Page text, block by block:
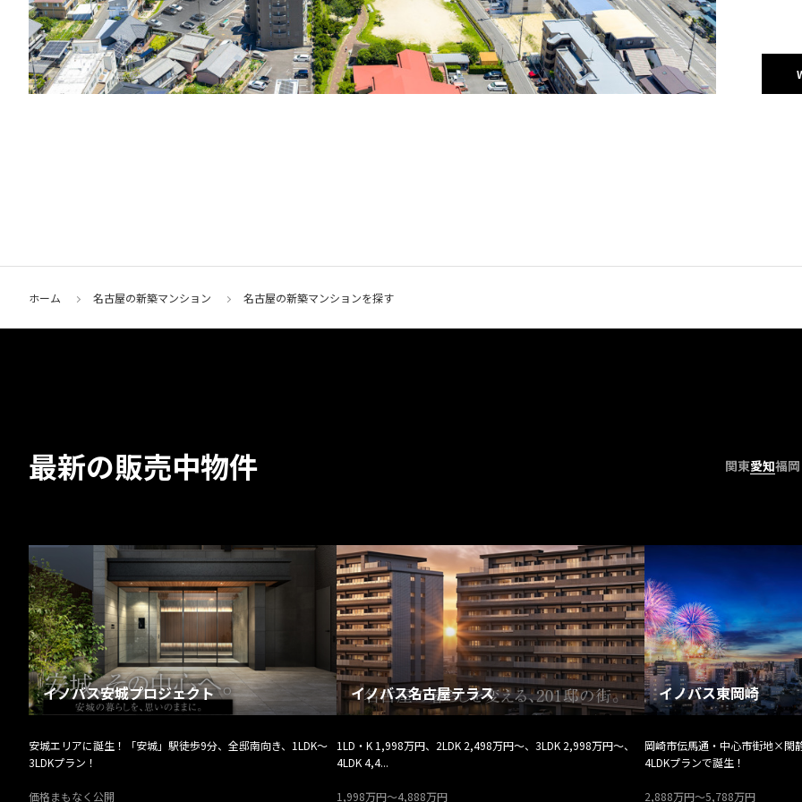
ホーム 名古屋の新築マンション 名古屋の新築マンションを探す
最新の販売中物件 関東愛知福岡
イノバス安城プロジェクト
安城エリアに誕生！「安城」駅徒歩9分、全邸南向き、1LDK～
3LDKプラン！
価格まもなく公開
イノバス名古屋テラス
1LD・K 1,998万円、2LDK 2,498万円～、3LDK 2,998万円～、
4LDK 4,4...
1,998万円～4,888万円
イノバス東岡崎
岡崎市伝馬通・中心市街地×閑
4LDKプランで誕生！
2,888万円～5,788万円